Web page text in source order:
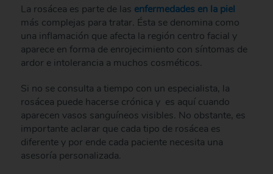
La rosácea es parte de las enfermedades en la piel
más complejas para tratar. Ésta se denomina como
una inflamación que afecta la región centro facial y
aparece en forma de enrojecimiento con síntomas de
ardor e intolerancia a muchos cosméticos.
Si no se consulta a tiempo con un especialista, la
rosácea puede hacerse crónica y es aquí cuando
aparecen vasos sanguíneos visibles. No obstante, es
importante aclarar que cada tipo de rosácea es
diferente y por ende cada paciente necesita una
asesoría personalizada.